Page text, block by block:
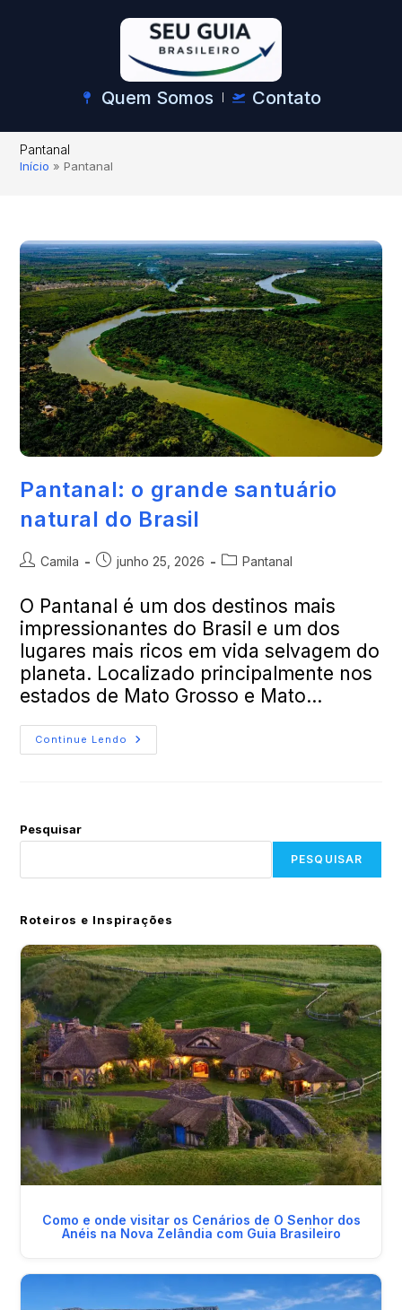
Quem Somos Contato
Pantanal
Início »Pantanal
Pantanal: o grande santuário
natural do Brasil
Camila junho 25, 2026 Pantanal
O Pantanal é um dos destinos mais
impressionantes do Brasil e um dos
lugares mais ricos em vida selvagem do
planeta. Localizado principalmente nos
estados de Mato Grosso e Mato…
Continue Lendo
Pesquisar
PESQUISAR
Roteiros e Inspirações
Como e onde visitar os Cenários de O Senhor dos
Anéis na Nova Zelândia com Guia Brasileiro